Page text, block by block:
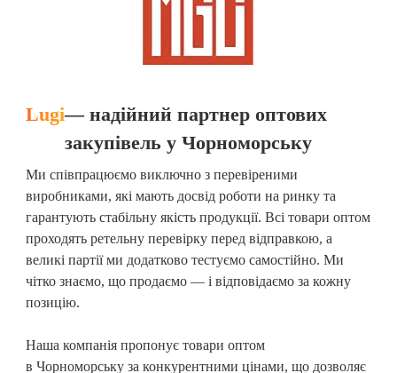
Lugi— надійний партнер оптових
закупівель у Чорноморську
Ми співпрацюємо виключно з перевіреними
виробниками, які мають досвід роботи на ринку та
гарантують стабільну якість продукції. Всі товари оптом
проходять ретельну перевірку перед відправкою, а
великі партії ми додатково тестуємо самостійно. Ми
чітко знаємо, що продаємо — і відповідаємо за кожну
позицію.
Наша компанія пропонує товари оптом
в Чорноморську за конкурентними цінами, що дозволяє